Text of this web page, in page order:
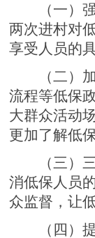
（一）
两次进村对
享受人员的
（二）
流程等低保
大群众活动
更加了解低
（三）
消低保人员
众监督，让
（四）